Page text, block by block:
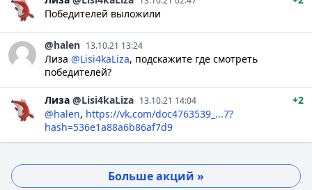
Победителей выложили
@halen 13.10.21 13:24
Лиза @Lisi4kaLiza, подскажите где смотреть
победителей?
Лиза @Lisi4kaLiza 13.10.21 14:04
+2
@halen, https://vk.com/doc4763539_...7?
hash=536e1a88a6b86af7d9
Больше акций »